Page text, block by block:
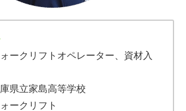
ークリフトオペレーター、資材入
県立家島高等学校
ークリフト